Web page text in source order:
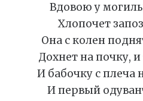
Вдовою у
Хлопочет
Она с колен
Дохнет на почку,
И бабочку с плеча
И первый